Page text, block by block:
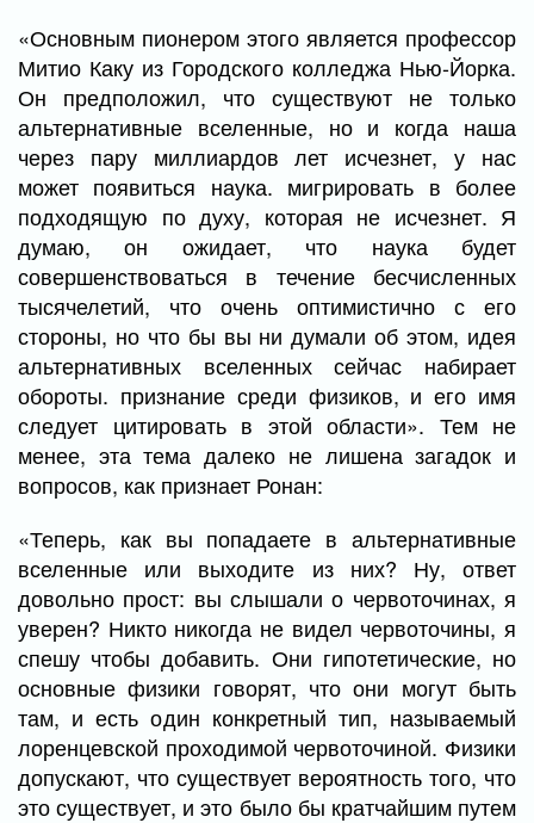
«Основным пионером этого является профессор
Митио Каку из Городского колледжа Нью-Йорка.
Он предположил, что существуют не только
альтернативные вселенные, но и когда наша
через пару миллиардов лет исчезнет, у нас
может появиться наука. мигрировать в более
подходящую по духу, которая не исчезнет. Я
думаю, он ожидает, что наука будет
совершенствоваться в течение бесчисленных
тысячелетий, что очень оптимистично с его
стороны, но что бы вы ни думали об этом, идея
альтернативных вселенных сейчас набирает
обороты. признание среди физиков, и его имя
следует цитировать в этой области». Тем не
менее, эта тема далеко не лишена загадок и
вопросов, как признает Ронан:
«Теперь, как вы попадаете в альтернативные
вселенные или выходите из них? Ну, ответ
довольно прост: вы слышали о червоточинах, я
уверен? Никто никогда не видел червоточины, я
спешу чтобы добавить. Они гипотетические, но
основные физики говорят, что они могут быть
там, и есть один конкретный тип, называемый
лоренцевской проходимой червоточиной. Физики
допускают, что существует вероятность того, что
это существует, и это было бы кратчайшим путем